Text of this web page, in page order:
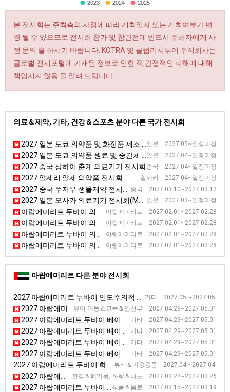
2023 2024 2025
본 전시회는 주최측의 사정에 따라 개최일자 또는 개최여부가 변
경 될 수 있으므로 전시회 참가 및 참관전에 반드시 주최자에게 사
전 문의 를 하시기 바랍니다. KOTRA 및 클럽리치투어 주식회사는
글로벌 전시포털에 기재된 정보로 인한 직,간접적인 피해에 대해
책임지지 않음 을 알려 드립니다.
의료＆제약, 기타, 건강＆스포츠 분야 다른 국가 전시회
일본 2027.05~일정미정
2027 일본 도쿄 의약품 및 화장품 제조 전시회 [Interphex]
일본 2027.04~일정미정
2027 일본 도쿄 의약품 원료 및 중간체 전시회 [CPhI]
중국 2027.04~일정미정
2027 중국 상하이 춘계 의료기기 전시회
알제리 2027.04~일정미정
2027 알제리 알제 의약품 전시회
중국 2027.03.10~2027.03.12
2027 중국 쑤저우 생물제약 전시회(BIO China) [BIO China]
일본 2027.03~일정미정
2027 일본 오사카 의료기기 전시회(Medical)
아랍에미리트 2027.02.01~2027.02.28
아랍에미리트 두바이 의료진단기기 전시회
아랍에미리트 2027.02.01~2027.02.28
아랍에미리트 두바이 의료진단기기 전시회
아랍에미리트 2027.02.01~2027.02.28
아랍에미리트 두바이 의료진단기기 전시회
아랍에미리트 2027.02.01~2027.02.28
아랍에미리트 두바이 의료진단기기 전시회
아랍에미리트 다른 분야 전시회
기타 2027.05.~2027.05.
2027 아랍에미리트 두바이 인도주의적 지원 및 개발 전시회
유아·아동＆교육＆임산부 2027.04.29~2027.05.01
2027 아랍에미리트 두바이 베이비 키즈 용품 엑스포
기타 2027.04.29~2027.05.01
2027 아랍에미리트 두바이 베이비 키즈 용품 엑스포
기타 2027.04.29~2027.05.01
2027 아랍에미리트 두바이 베이비 키즈 용품 엑스포
기타 2027.04.29~2027.05.01
2027 아랍에미리트 두바이 베이비 키즈 용품 엑스포
기타 2027.04.29~2027.05.01
2027 아랍에미리트 두바이 베이비 키즈 용품 엑스포
뷰티＆미용용품 2027.04.~2027.04.
2027 아랍에미리트 두바이 화장품, 미용 전시회
환경＆폐기물, 화학＆나노 2027.03.24~2027.03.26
2027 아랍에미리트 두바이 플라스틱 고무 전시회 [Arab Plast]
식품＆음료 2027.03.15~2027.03.19
2027 아랍에미리트 두바이 식품 전시회 [GULFOOD]